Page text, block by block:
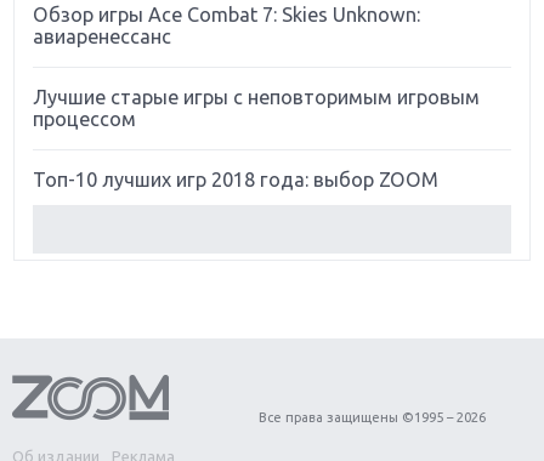
Обзор игры Ace Combat 7: Skies Unknown:
авиаренессанс
Лучшие старые игры с неповторимым игровым
процессом
Топ-10 лучших игр 2018 года: выбор ZOOM
Обзор игры Forza Horizon 4: вершина эволюции
Об издании Реклама
Все права защищены ©1995 – 2026